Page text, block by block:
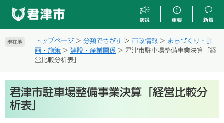
す
し
現在地 トップページ > 分類でさがす > 市政情報 > まちづくり・計
画・施策 > 建設・産業関係 > 君津市駐車場整備事業決算「経
営比較分析表」
文君津市駐車場整備事業決算「経営比較分
析表」